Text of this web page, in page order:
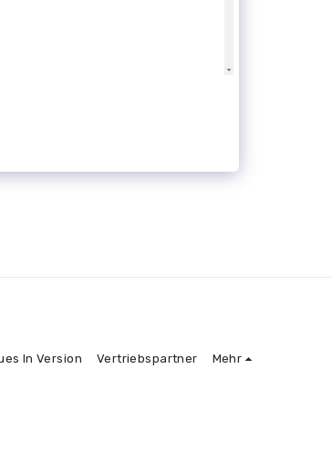
In Version Vertriebspartner Mehr